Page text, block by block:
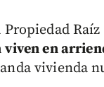
Propiedad
viven en
vivienda